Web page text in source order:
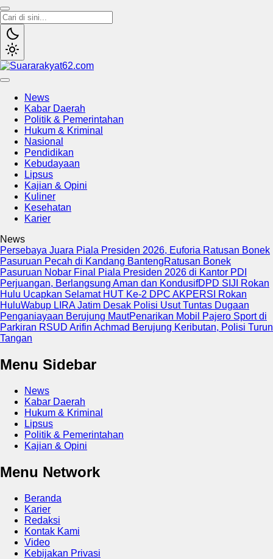
News
Kabar Daerah
Politik & Pemerintahan
Hukum & Kriminal
Nasional
Pendidikan
Kebudayaan
Lipsus
Kajian & Opini
Kuliner
Kesehatan
Karier
News
Persebaya Juara Piala Presiden 2026, Euforia Ratusan Bonek
Pasuruan Pecah di Kandang BantengRatusan Bonek
Pasuruan Nobar Final Piala Presiden 2026 di Kantor PDI
Perjuangan, Berlangsung Aman dan KondusifDPD SIJI Rokan
Hulu Ucapkan Selamat HUT Ke-2 DPC AKPERSI Rokan
HuluWabup LIRA Jatim Desak Polisi Usut Tuntas Dugaan
Penganiayaan Berujung MautPenarikan Mobil Pajero Sport di
Parkiran RSUD Arifin Achmad Berujung Keributan, Polisi Turun
Tangan
Menu Sidebar
News
Kabar Daerah
Hukum & Kriminal
Lipsus
Politik & Pemerintahan
Kajian & Opini
Menu Network
Beranda
Karier
Redaksi
Kontak Kami
Video
Kebijakan Privasi